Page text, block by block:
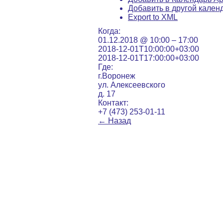
Добавить в другой
Export to XML
Когда:
01.12.2018 @ 10:00 – 17:00
2018-12-01T10:00:00+03:00
2018-12-01T17:00:00+03:00
Где:
г.Воронеж
ул. Алексеевского
д. 17
Контакт:
+7 (473) 253-01-11
← Назад